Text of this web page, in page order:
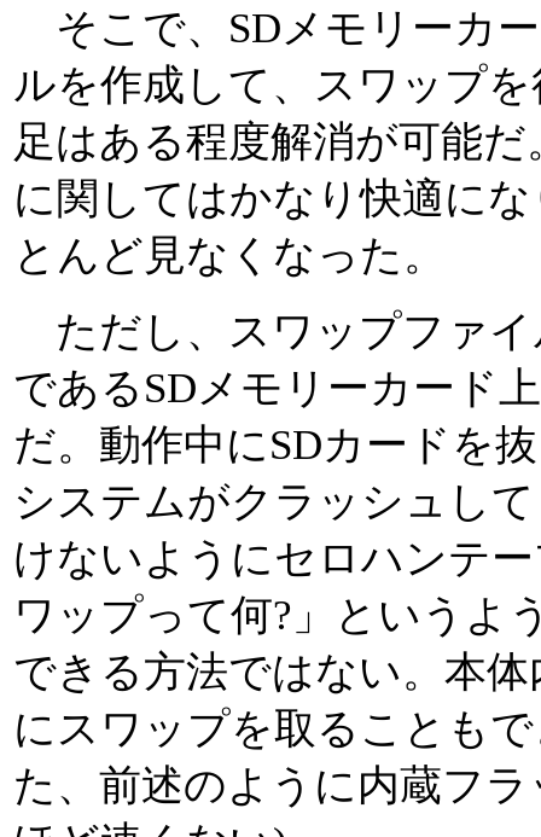
そこで、SDメモリーカ
ルを作成して、スワップ
足はある程度解消が可能
に関してはかなり快適に
とんど見なくなった。
ただし、スワップファ
であるSDメモリーカード
だ。動作中にSDカードを
システムがクラッシュし
けないようにセロハンテ
ワップって何?」というよ
できる方法ではない。本
にスワップを取ることも
た、前述のように内蔵フ